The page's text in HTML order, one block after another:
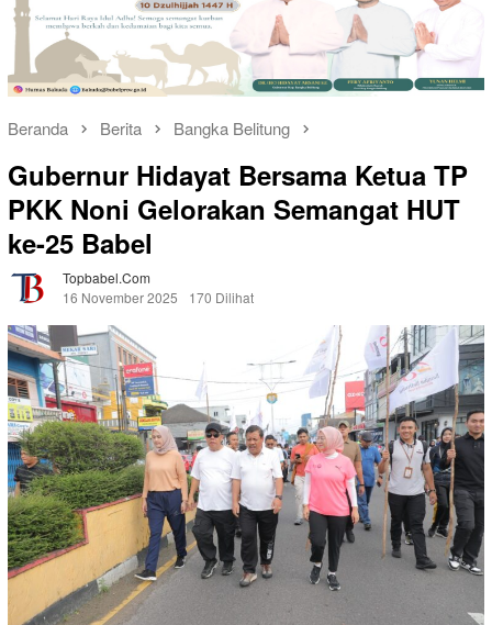
Beranda Berita Bangka Belitung
Gubernur Hidayat Bersama Ketua TP
PKK Noni Gelorakan Semangat HUT
ke-25 Babel
Topbabel.com
16 November 2025
170 Dilihat